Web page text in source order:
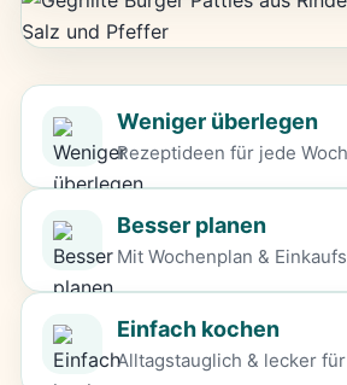
Weniger überlegen
Rezeptideen für jede
Besser planen
Mit Wochenplan &
Einfach kochen
Alltagstauglich & lecker